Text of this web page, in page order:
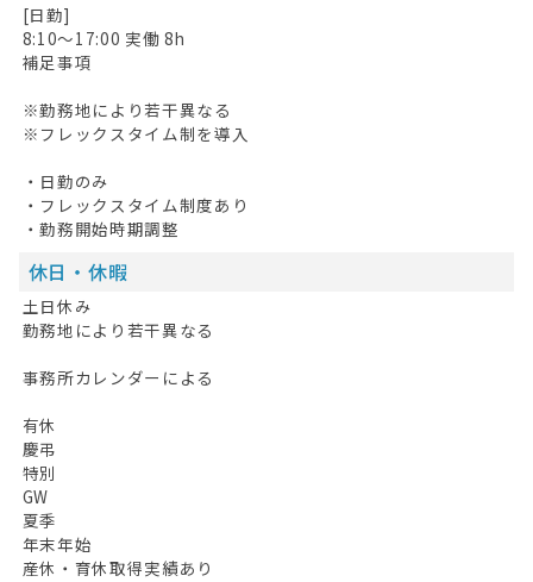
無料会員登録
最近見た求人
お問い合わせ
掲載希望の方へ
[日勤]
8:10〜17:00 実働 8h
補足事項
※勤務地により若干異なる
※フレックスタイム制を導入
・日勤のみ
・フレックスタイム制度あり
・勤務開始時期調整
休日・休暇
土日休み
勤務地により若干異なる
事務所カレンダーによる
有休
慶弔
特別
GW
夏季
年末年始
産休・育休取得実績あり